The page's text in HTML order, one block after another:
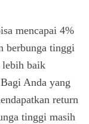
mencapai 4%
berbunga tinggi
lebih baik
Anda yang
return
tinggi masih